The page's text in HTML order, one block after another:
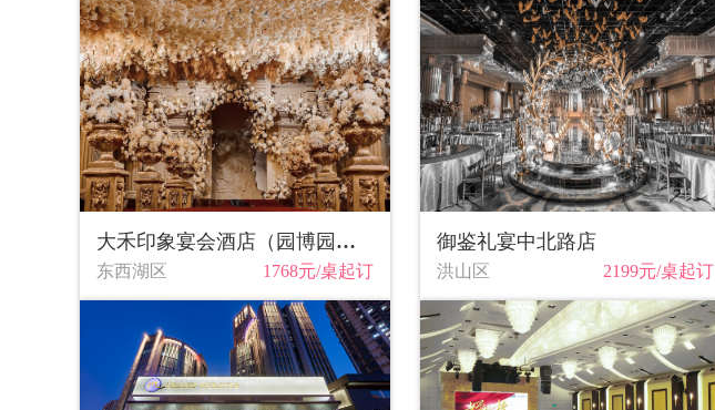
大禾印象宴会酒店（园博园）店
东西湖区 1768元/桌起订
御鉴礼宴中北路店
洪山区 2199元/桌起订